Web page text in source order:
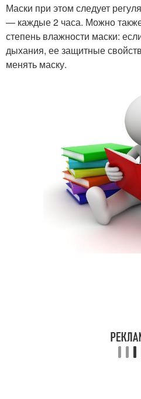
Маски при этом следует
— каждые 2 часа. Можно
степень влажности маски:
дыхания, ее защитные
менять маску.